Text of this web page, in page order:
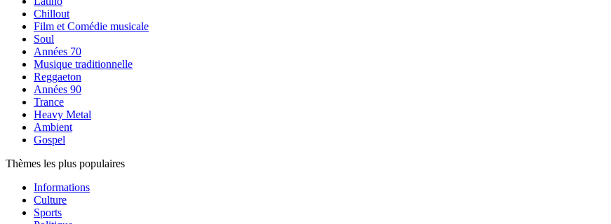
Chillout
Film et Comédie musicale
Soul
Années 70
Musique traditionnelle
Reggaeton
Années 90
Trance
Heavy Metal
Ambient
Gospel
Thèmes les plus populaires
Informations
Culture
Sports